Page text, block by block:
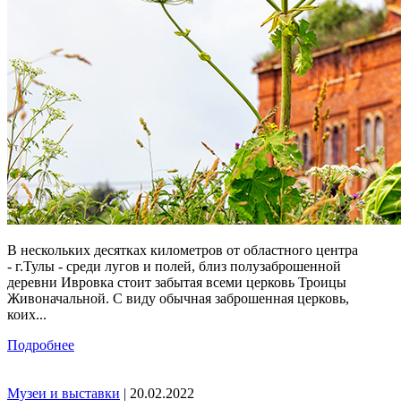
В нескольких десятках километров от областного центра
- г.Тулы - среди лугов и полей, близ полузаброшенной
деревни Ивровка стоит забытая всеми церковь Троицы
Живоначальной. С виду обычная заброшенная церковь,
коих...
Подробнее
Музеи и выставки | 20.02.2022